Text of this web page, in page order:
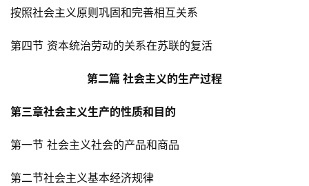
按照社会主义原则巩固和完善相互关系
第四节 资本统治劳动的关系在苏联的复活
第二篇 社会主义的生产过程
第三章社会主义生产的性质和目的
第一节 社会主义社会的产品和商品
第二节社会主义基本经济规律